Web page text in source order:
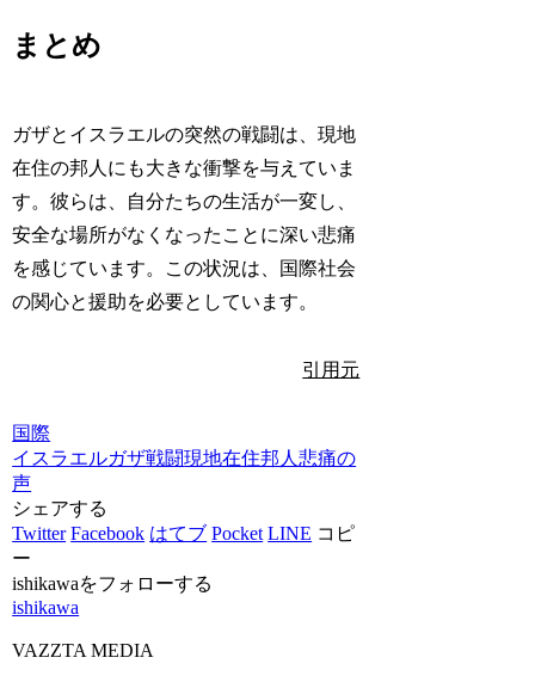
まとめ
ガザとイスラエルの突然の戦闘は、現地
在住の邦人にも大きな衝撃を与えていま
す。彼らは、自分たちの生活が一変し、
安全な場所がなくなったことに深い悲痛
を感じています。この状況は、国際社会
の関心と援助を必要としています。
引用元
国際
イスラエルガザ戦闘現地在住邦人悲痛の
声
シェアする
Twitter Facebook はてブ Pocket LINE コピ
ー
ishikawaをフォローする
ishikawa
VAZZTA MEDIA